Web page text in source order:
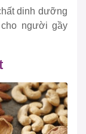
dinh dưỡng
người gầy